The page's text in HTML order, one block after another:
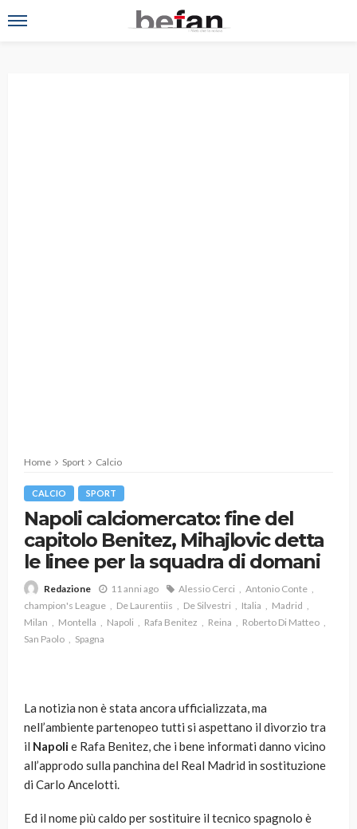
Home Sport Calcio
CALCIO SPORT
Napoli calciomercato: fine del
capitolo Benitez, Mihajlovic detta
le linee per la squadra di domani
Redazione 11 anni ago Alessio Cerci
Antonio Conte
champion's League
De Laurentiis De Silvestri Italia
Madrid
Milan
Montella Napoli Rafa Benitez Reina
Roberto Di Matteo
San Paolo
Spagna
La notizia non è stata ancora ufficializzata, ma
nell’ambiente partenopeo tutti si aspettano il divorzio tra
il Napolie Rafa Benitez, che i bene informati danno vicino
all’approdo sulla panchina del Real Madrid in sostituzione
di Carlo Ancelotti.
Ed il nome più caldo per sostituire il tecnico spagnolo è